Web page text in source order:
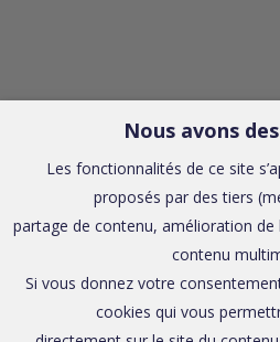
Nous avons
Les fonctionnalités de ce site
proposés par des tiers
partage de contenu, amélioration de
contenu
Si vous donnez votre
cookies qui vous